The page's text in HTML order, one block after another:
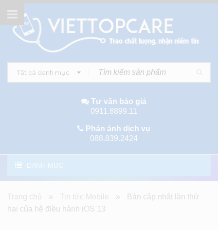
Tất cả danh mục
Tư vấn báo giá
0911.8899.11
Phản ánh dịch vụ
088.839.2424
DANH MỤC
Trang chủ » Tin tức Mobile »
Bản cập nhật lần thứ
hai của hệ điều hành iOS 13